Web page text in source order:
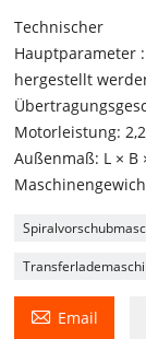
Technischer
Hauptparameter
hergestellt
Motorleistung:
Außenmaß: L × B
 Email